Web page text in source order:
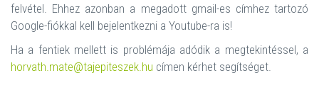
felvétel. Ehhez azonban a megadott gmail-es címhez tartozó
Google-fiókkal kell bejelentkezni a Youtube-ra is!
Ha a fentiek mellett is problémája adódik a megtekintéssel, a
horvath.mate@tajepiteszek.hu címen kérhet segítséget.